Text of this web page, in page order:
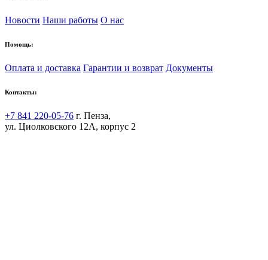
Новости Наши работы О нас
Помощь:
Оплата и доставка Гарантии и возврат Документы
Контакты:
+7 841 220-05-76 г. Пенза,
ул. Циолковского 12А, корпус 2